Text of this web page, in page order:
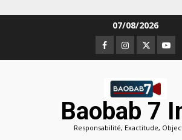
07/08/2026
Facebook
Instagram
Twitter
Baobab 7
Responsabilité, Exactitude,